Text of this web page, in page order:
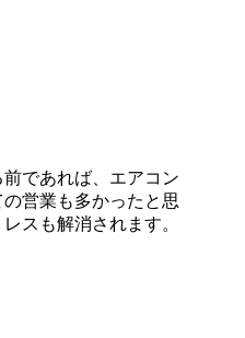
であれば、エアコン
営業も多かったと思
スも解消されます。